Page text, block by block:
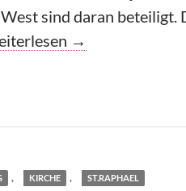
sind daran beteiligt.
laden ein:
→
, KIRCHE , ST.RAPHAEL